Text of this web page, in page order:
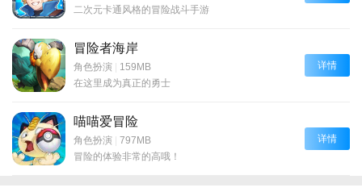
二次元卡通风格的冒险战斗手游
冒险者海岸
角色扮演 | 159MB
在这里成为真正的勇士
详情
喵喵爱冒险
角色扮演 | 797MB
冒险的体验非常的高哦！
详情